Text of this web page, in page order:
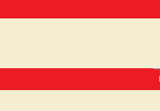
direct